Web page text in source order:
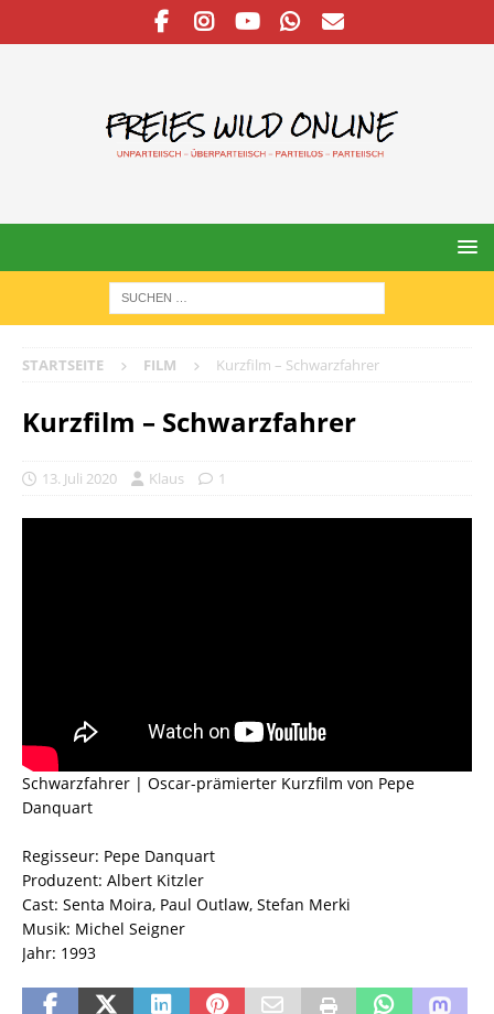
STARTSEITE FILM Kurzfilm – Schwarzfahrer
Kurzfilm – Schwarzfahrer
13. Juli 2020 Klaus 1
Schwarzfahrer | Oscar-prämierter Kurzfilm von Pepe
Danquart
Regisseur: Pepe Danquart
Produzent: Albert Kitzler
Cast: Senta Moira, Paul Outlaw, Stefan Merki
Musik: Michel Seigner
Jahr: 1993